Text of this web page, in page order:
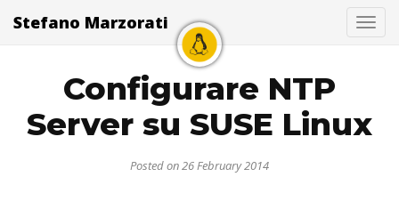
Stefano Marzorati
Configurare NTP
Server su SUSE Linux
Posted on 26 February 2014